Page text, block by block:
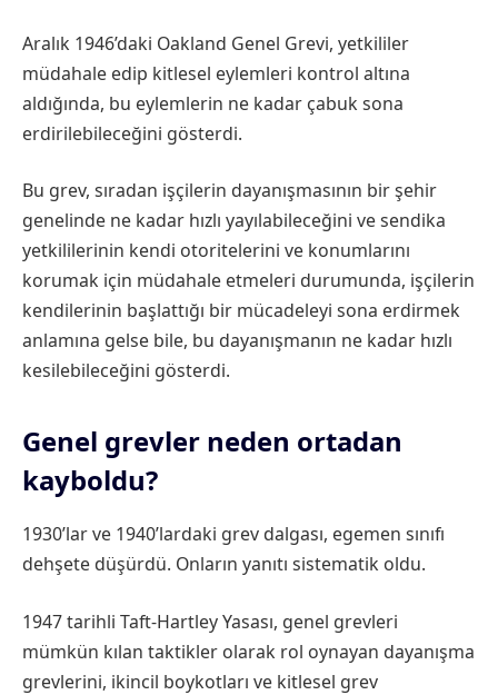
Aralık 1946’daki Oakland Genel Grevi, yetkililer
müdahale edip kitlesel eylemleri kontrol altına
aldığında, bu eylemlerin ne kadar çabuk sona
erdirilebileceğini gösterdi.
Bu grev, sıradan işçilerin dayanışmasının bir şehir
genelinde ne kadar hızlı yayılabileceğini ve sendika
yetkililerinin kendi otoritelerini ve konumlarını
korumak için müdahale etmeleri durumunda, işçilerin
kendilerinin başlattığı bir mücadeleyi sona erdirmek
anlamına gelse bile, bu dayanışmanın ne kadar hızlı
kesilebileceğini gösterdi.
Genel grevler neden ortadan
kayboldu?
1930’lar ve 1940’lardaki grev dalgası, egemen sınıfı
dehşete düşürdü. Onların yanıtı sistematik oldu.
1947 tarihli Taft-Hartley Yasası, genel grevleri
mümkün kılan taktikler olarak rol oynayan dayanışma
grevlerini, ikincil boykotları ve kitlesel grev